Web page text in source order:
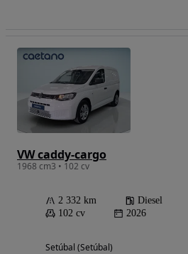
VW caddy-cargo
1968 cm3 • 102 cv
2 332 km Diesel
102 cv
2026
Setúbal (Setúbal)